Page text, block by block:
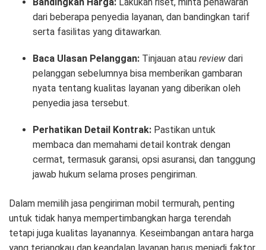
dari beberapa penyedia layanan, dan bandingkan tarif
serta fasilitas yang ditawarkan.
Baca Ulasan Pelanggan: Tinjauan atau review dari
pelanggan sebelumnya bisa memberikan gambaran
nyata tentang kualitas layanan yang diberikan oleh
penyedia jasa tersebut.
Perhatikan Detail Kontrak: Pastikan untuk
membaca dan memahami detail kontrak dengan
cermat, termasuk garansi, opsi asuransi, dan tanggung
jawab hukum selama proses pengiriman.
Dalam memilih jasa pengiriman mobil termurah, penting
untuk tidak hanya mempertimbangkan harga terendah
tetapi juga kualitas layanannya. Keseimbangan antara harga